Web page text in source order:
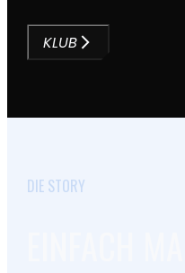
KLUB
DIE STORY